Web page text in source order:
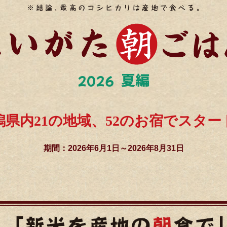
2026 夏編
県内21の地域、52のお宿でスター
期間：2026年6月1日～2026年8月31日